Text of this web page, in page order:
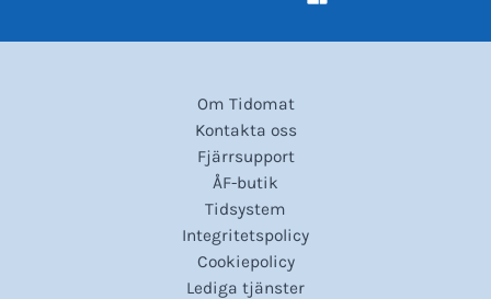
Om Tidomat
Kontakta oss
Fjärrsupport
ÅF-butik
Tidsystem
Integritetspolicy
Cookiepolicy
Lediga tjänster